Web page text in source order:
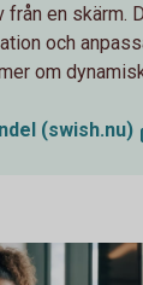
från en skärm.
och
om
(swish.nu)